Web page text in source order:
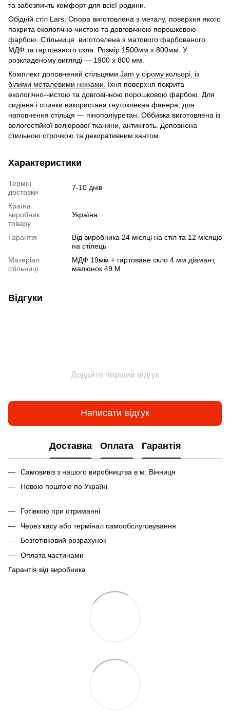
та забезпичть комфорт для всієї родини.
Обідній стіл Lars. Опора виготовлена з металу, поверхня якого
покрита екологічно-чистою та довговічною порошковою
фарбою. Стільниця виготовлена з матового фарбованого
МДФ та гартованого скла. Розмір 1500мм х 800мм. У
розкладеному вигляді — 1900 х 800 мм.
Комплект доповнений стільцями Jam у сірому кольорі, із
білими металевими ніжками. Їхня поверхня покрита
екологічно-чистою та довговічною порошковою фарбою. Для
сидіння і спинки використана гнутоклеєна фанера, для
наповнення стільця — пінополіуретан. Оббивка виготовлена із
вологостійкої велюрової тканини, антикіготь. Доповнена
стильною строчкою та декоративним кантом.
Характеристики
Термін
доставки
7-10 днів
Країна
виробник
товару
Україна
Гарантія
Від виробника 24 місяці на стіл та 12 місяців
на стілець
Матеріал
стільниці
МДФ 19мм + гартоване скло 4 мм діамант,
малюнок 49 М
Відгуки
Додайте перший відгук
Написати відгук
Доставка Оплата Гарантія
Самовивіз з нашого виробництва в м. Вінниця
Новою поштою по Україні
Готівкою при отриманні
Через касу або термінал самообслуговування
Безготівковий розрахунок
Оплата частинами
Гарантія від виробника